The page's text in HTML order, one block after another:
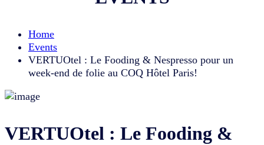
Home
Events
VERTUOtel : Le Fooding & Nespresso pour un
week-end de folie au COQ Hôtel Paris!
VERTUOtel : Le Fooding &